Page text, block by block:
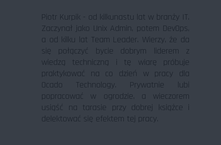
Piotr Kurpik - od kilkunastu lat w branży IT.
Zaczynał jako Unix Admin, potem DevOps,
a od kilku lat Team Leader. Wierzy, że da
się połączyć bycie dobrym liderem z
wiedzą techniczną i tę wiarę próbuje
praktykować na co dzień w pracy dla
Ocado Technology. Prywatnie lubi
popracować w ogrodzie, a wieczorem
usiąść na tarasie przy dobrej książce i
delektować się efektem tej pracy.